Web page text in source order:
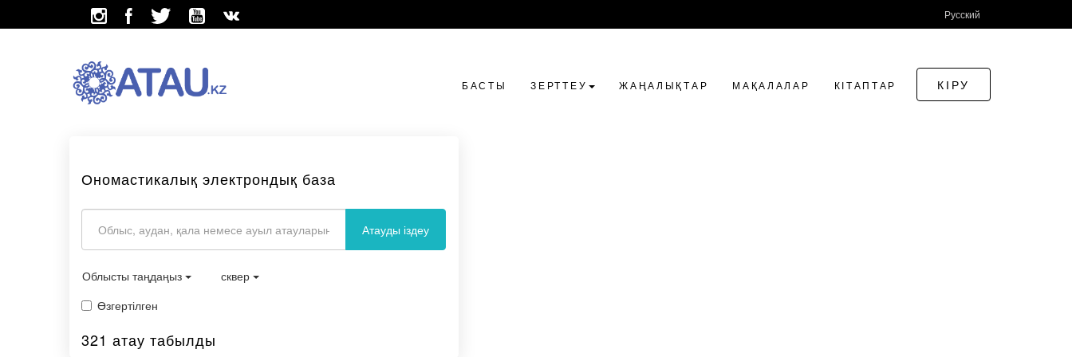
Русский
БАСТЫ ЗЕРТТЕУ ЖАҢАЛЫҚТАР МАҚАЛАЛАР КІТАПТАР КІРУ
Ономастикалық электрондық база
Атауды іздеу
Облысты таңдаңыз
сквер
Өзгертілген
321 атау табылды